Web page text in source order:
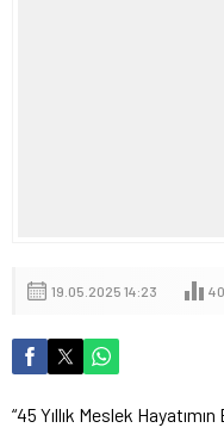
19.05.2025 14:23 40
“45 Yıllık Meslek Hayatımın